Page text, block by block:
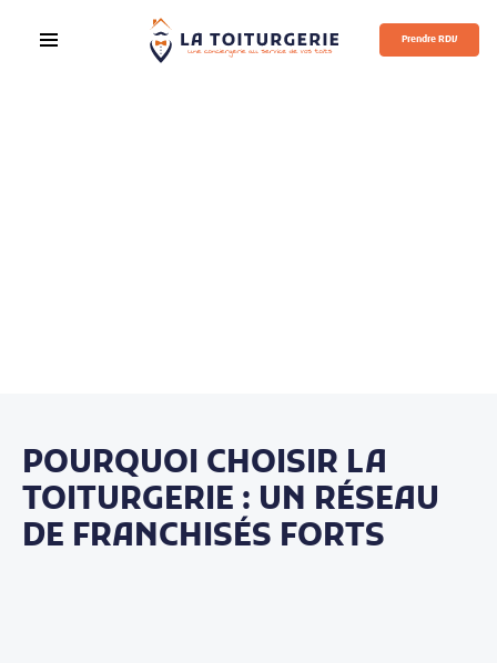
Prendre RDV
POURQUOI CHOISIR LA
TOITURGERIE : UN RÉSEAU
DE FRANCHISÉS FORTS